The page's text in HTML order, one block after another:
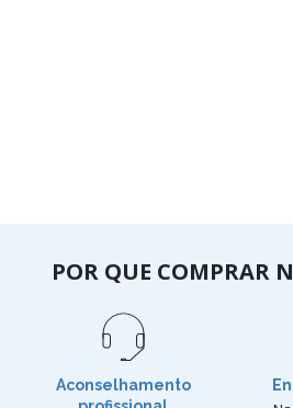
POR QUE COMPRAR
Aconselhamento